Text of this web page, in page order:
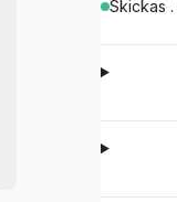
Skickas .